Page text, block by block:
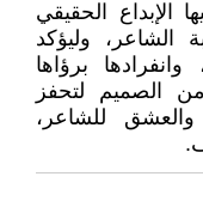
الإبداع الحقيقي
الشاعر، وليؤكد
برؤاها
من الصميم لتحفز
للشاعر،